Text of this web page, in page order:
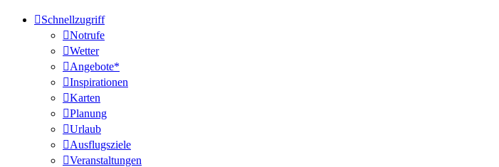
Schnellzugriff
Notrufe
Wetter
Angebote*
Inspirationen
Karten
Planung
Urlaub
Ausflugsziele
Veranstaltungen